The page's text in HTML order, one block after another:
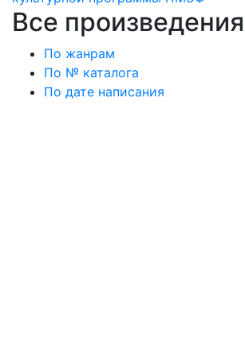
Все произведения
По жанрам
По № каталога
По дате написания